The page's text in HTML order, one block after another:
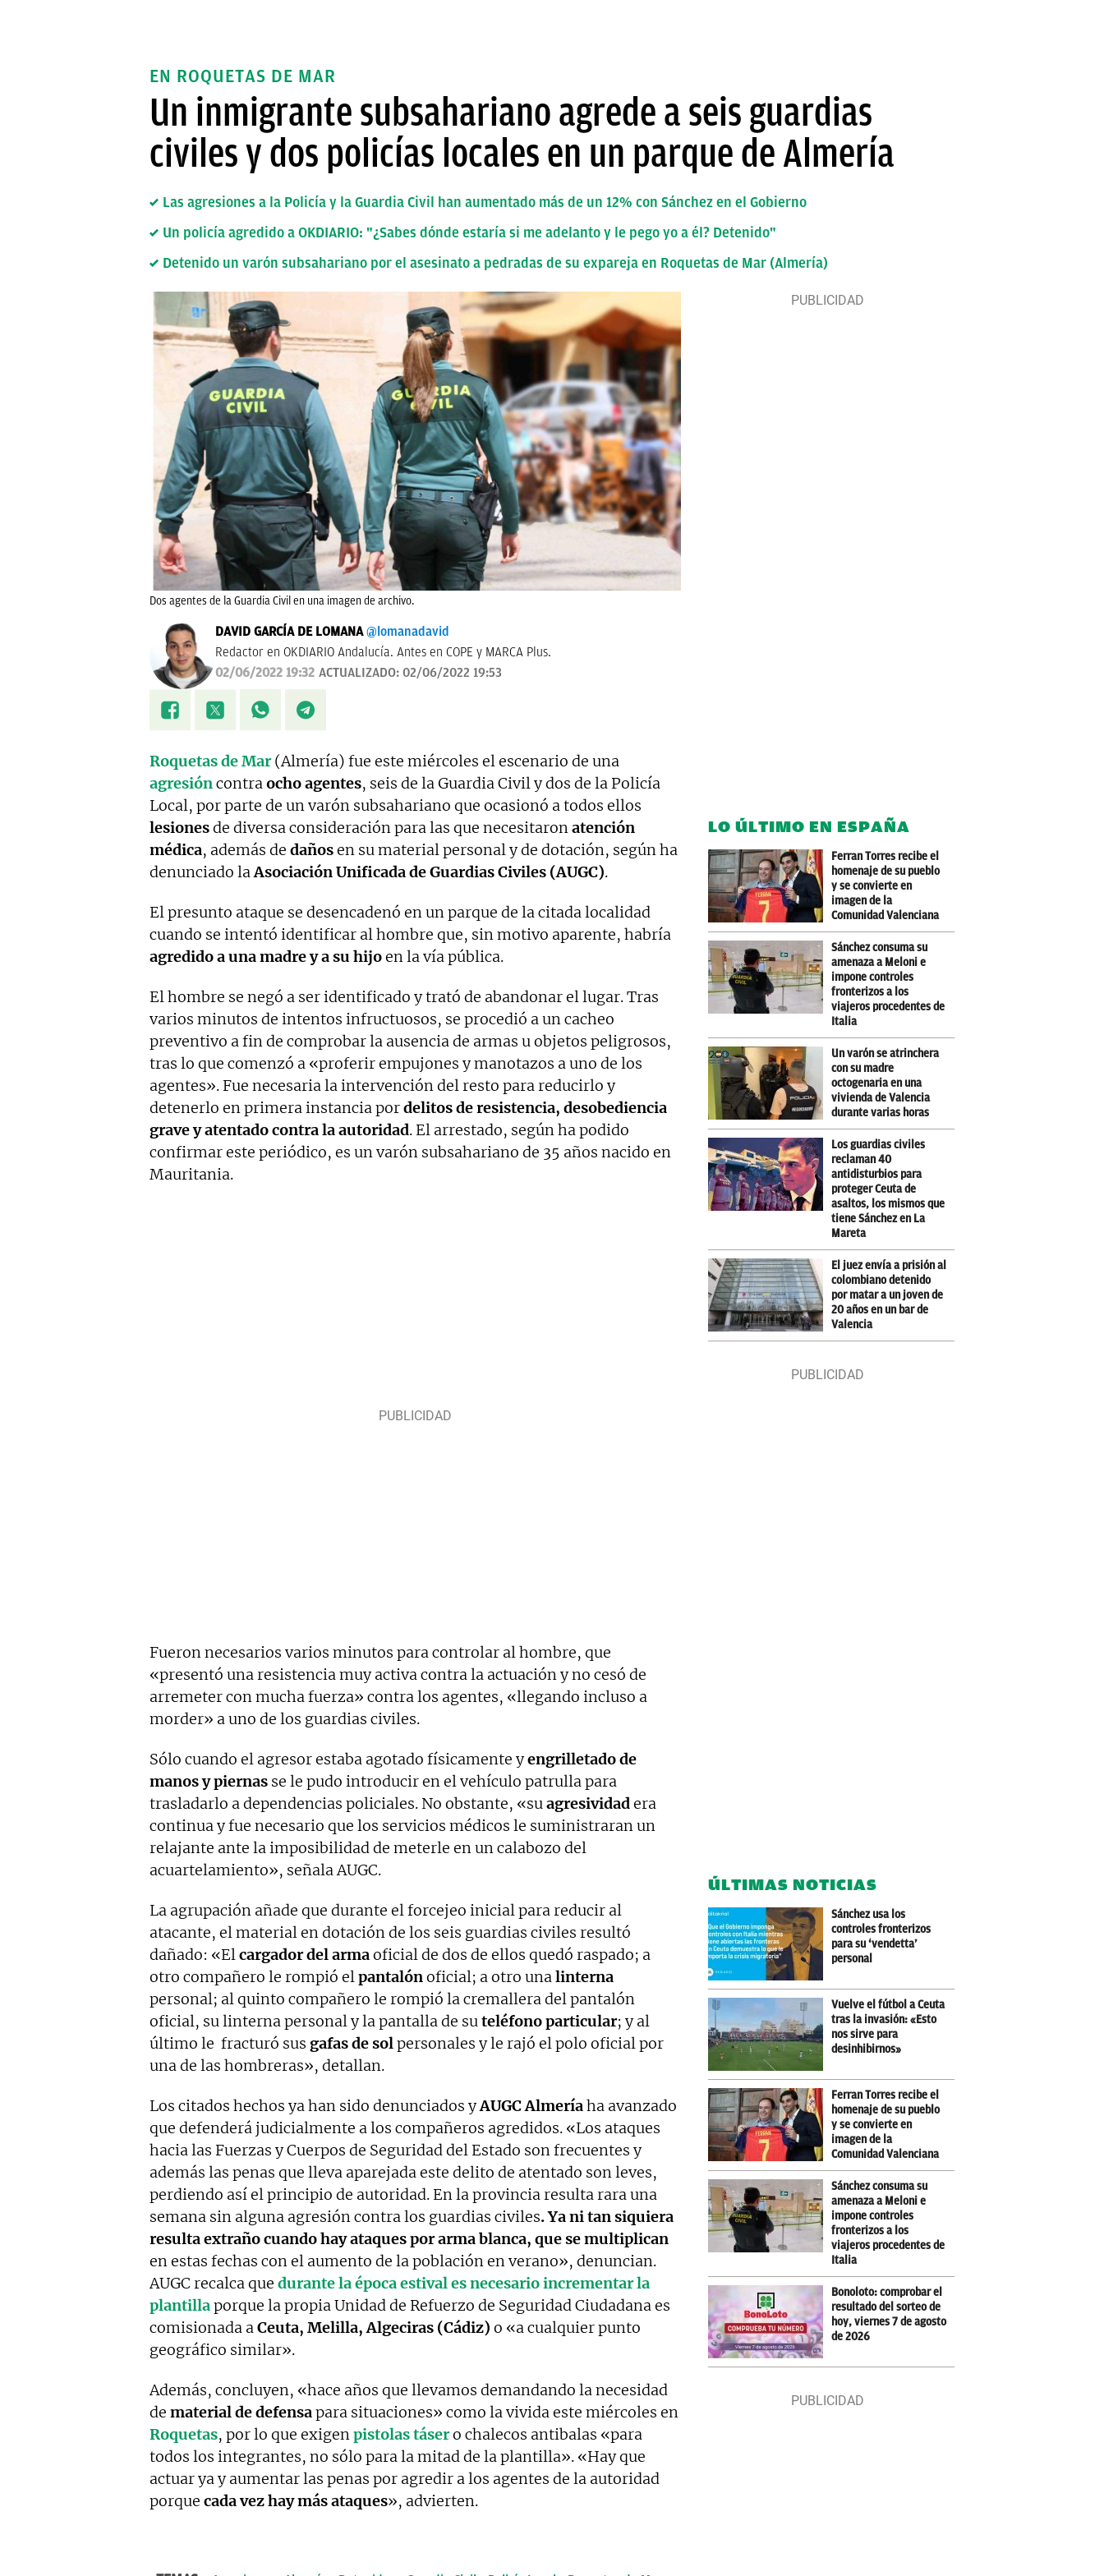
EN ROQUETAS DE MAR
Un inmigrante subsahariano agrede a seis guardias
civiles y dos policías locales en un parque de Almería
Las agresiones a la Policía y la Guardia Civil han aumentado más de un 12% con Sánchez en el Gobierno
Un policía agredido a OKDIARIO: "¿Sabes dónde estaría si me adelanto y le pego yo a él? Detenido"
Detenido un varón subsahariano por el asesinato a pedradas de su expareja en Roquetas de Mar (Almería)
Dos agentes de la Guardia Civil en una imagen de archivo.
DAVID GARCÍA DE LOMANA @lomanadavid
Redactor en OKDIARIO Andalucía. Antes en COPE y MARCA Plus.
02/06/2022 19:32 ACTUALIZADO: 02/06/2022 19:53
Roquetas de Mar(Almería) fue este miércoles el escenario de una
agresióncontraocho agentes, seis de la Guardia Civil y dos de la Policía
Local, por parte de un varón subsahariano que ocasionó a todos ellos
lesionesde diversa consideración para las que necesitaronatención
médica, además de dañosen su material personal y de dotación, según ha
denunciado laAsociación Unificada de Guardias Civiles (AUGC).
El presunto ataque se desencadenó en un parque de la citada localidad
cuando se intentó identificar al hombre que, sin motivo aparente, habría
agredido a una madre y a su hijoen la vía pública.
El hombre se negó a ser identificado y trató de abandonar el lugar. Tras
varios minutos de intentos infructuosos, se procedió a un cacheo
preventivo a fin de comprobar la ausencia de armas u objetos peligrosos,
tras lo que comenzó a «proferir empujones y manotazos a uno de los
agentes». Fue necesaria la intervención del resto para reducirlo y
detenerlo en primera instancia pordelitos de resistencia, desobediencia
grave y atentado contra la autoridad. El arrestado, según ha podido
confirmar este periódico, es un varón subsahariano de 35 años nacido en
Mauritania.
Fueron necesarios varios minutos para controlar al hombre, que
«presentó una resistencia muy activa contra la actuación y no cesó de
arremeter con mucha fuerza» contra los agentes, «llegando incluso a
morder» a uno de los guardias civiles.
Sólo cuando el agresor estaba agotado físicamente yengrilletado de
manos y piernas se le pudo introducir en el vehículo patrulla para
trasladarlo a dependencias policiales. No obstante, «suagresividadera
continua y fue necesario que los servicios médicos le suministraran un
relajante ante la imposibilidad de meterle en un calabozo del
acuartelamiento», señala AUGC.
La agrupación añade que durante el forcejeo inicial para reducir al
atacante, el material en dotación de los seis guardias civiles resultó
dañado: «Elcargador delarmaoficial de dos de ellos quedó raspado; a
otro compañero le rompió elpantalónoficial; a otro unalinterna
personal; al quinto compañero le rompió la cremallera del pantalón
oficial, su linterna personal y la pantalla de suteléfono particular; y al
último le fracturó sus gafas de solpersonales y le rajó el polo oficial por
una de las hombreras», detallan.
Los citados hechos ya han sido denunciados yAUGC Almeríaha avanzado
que defenderá judicialmente a los compañeros agredidos. «Los ataques
hacia las Fuerzas y Cuerpos de Seguridad del Estado son frecuentes y
además las penas que lleva aparejada este delito de atentado son leves,
perdiendo así el principio de autoridad. En la provincia resulta rara una
semana sin alguna agresión contra los guardias civiles. Ya ni tan siquiera
resulta extraño cuando hay ataques por arma blanca, que se multiplican
en estas fechas con el aumento de la población en verano», denuncian.
AUGC recalca que durante la época estival es necesario incrementar la
plantillaporque la propia Unidad de Refuerzo de Seguridad Ciudadana es
comisionada aCeuta, Melilla, Algeciras (Cádiz) o «a cualquier punto
geográfico similar».
Además, concluyen, «hace años que llevamos demandando la necesidad
de material de defensapara situaciones» como la vivida este miércoles en
Roquetas, por lo que exigenpistolas tásero chalecos antibalas «para
todos los integrantes, no sólo para la mitad de la plantilla». «Hay que
actuar ya y aumentar las penas por agredir a los agentes de la autoridad
porque cada vez hay más ataques», advierten.
LO ÚLTIMO EN ESPAÑA
Ferran Torres recibe el
homenaje de su pueblo
y se convierte en
imagen de la
Comunidad Valenciana
Sánchez consuma su
amenaza a Meloni e
impone controles
fronterizos a los
viajeros procedentes de
Italia
Un varón se atrinchera
con su madre
octogenaria en una
vivienda de Valencia
durante varias horas
Los guardias civiles
reclaman 40
antidisturbios para
proteger Ceuta de
asaltos, los mismos que
tiene Sánchez en La
Mareta
El juez envía a prisión al
colombiano detenido
por matar a un joven de
20 años en un bar de
Valencia
ÚLTIMAS NOTICIAS
Sánchez usa los
controles fronterizos
para su ‘vendetta’
personal
Vuelve el fútbol a Ceuta
tras la invasión: «Esto
nos sirve para
desinhibirnos»
Ferran Torres recibe el
homenaje de su pueblo
y se convierte en
imagen de la
Comunidad Valenciana
Sánchez consuma su
amenaza a Meloni e
impone controles
fronterizos a los
viajeros procedentes de
Italia
Bonoloto: comprobar el
resultado del sorteo de
hoy, viernes 7 de agosto
de 2026